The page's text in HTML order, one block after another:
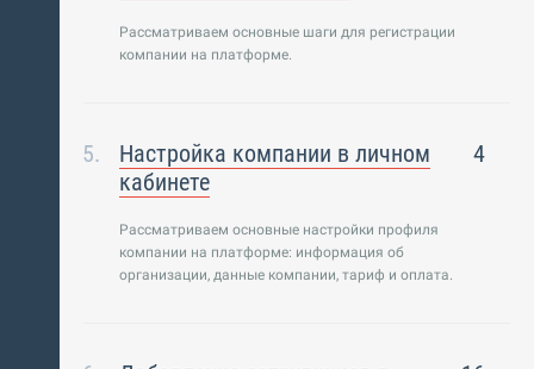
Рассматриваем основные шаги для регистрации
компании на платформе.
Настройка компании в личном
кабинете
4
Рассматриваем основные настройки профиля
компании на платформе: информация об
организации, данные компании, тариф и оплата.